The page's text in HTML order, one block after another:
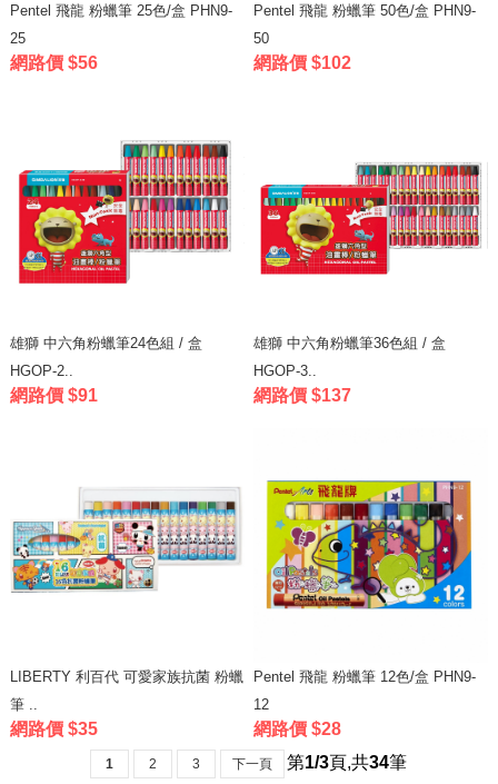
Pentel 飛龍 粉蠟筆 25色/盒 PHN9-
25
網路價 $56
Pentel 飛龍 粉蠟筆 50色/盒 PHN9-
50
網路價 $102
雄獅 中六角粉蠟筆24色組 / 盒
HGOP-2..
網路價 $91
雄獅 中六角粉蠟筆36色組 / 盒
HGOP-3..
網路價 $137
LIBERTY 利百代 可愛家族抗菌 粉蠟
筆 ..
網路價 $35
Pentel 飛龍 粉蠟筆 12色/盒 PHN9-
12
網路價 $28
1 2 3 下一頁 第1/3頁,共34筆